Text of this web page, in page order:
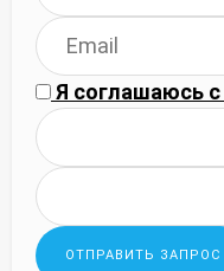
Я соглашаюсь с